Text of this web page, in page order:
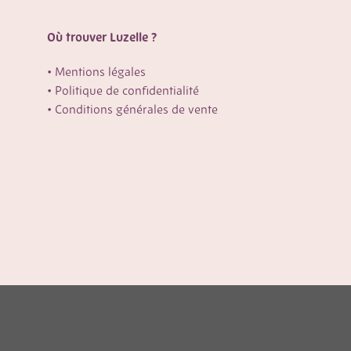
Où trouver Luzelle ?
• Mentions légales
• Politique de confidentialité
• Conditions générales de vente